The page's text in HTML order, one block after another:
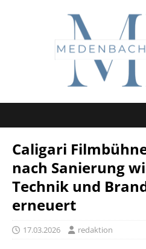
Caligari
nach Sanierung
Technik und
erneuert
17.03.2026 redaktion